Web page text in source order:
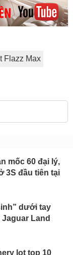
Flazz Max
mốc 60 đại lý,
3S đầu tiên tại
dưới tay
Jaguar Land
lọt top 10